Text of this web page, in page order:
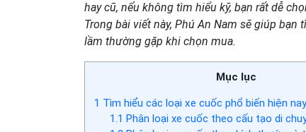
hay cũ, nếu không tìm hiểu kỹ, bạn rất dễ
Trong bài viết này, Phú An Nam sẽ giúp
lầm thường gặp khi chọn mua.
Mục lục
1 Tìm hiểu các loại xe cuốc phổ biến hiện nay
1.1 Phân loại xe cuốc theo cấu tạo di